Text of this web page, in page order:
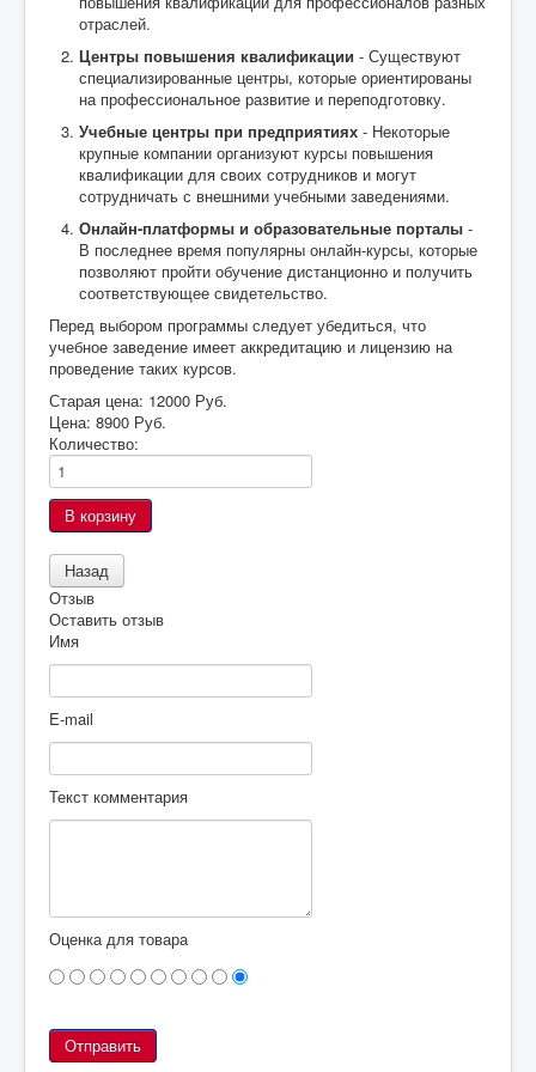
отраслей.
Центры повышения квалификации - Существуют
специализированные центры, которые ориентированы
на профессиональное развитие и переподготовку.
Учебные центры при предприятиях - Некоторые
крупные компании организуют курсы повышения
квалификации для своих сотрудников и могут
сотрудничать с внешними учебными заведениями.
Онлайн-платформы и образовательные порталы -
В последнее время популярны онлайн-курсы, которые
позволяют пройти обучение дистанционно и получить
соответствующее свидетельство.
Перед выбором программы следует убедиться, что
учебное заведение имеет аккредитацию и лицензию на
проведение таких курсов.
Старая цена: 12000 Руб.
Цена: 8900 Руб.
Количество:
Отзыв
Оставить отзыв
Имя
E-mail
Текст комментария
Оценка для товара